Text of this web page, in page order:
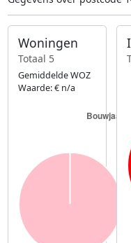
Woningen
Totaal 5
Gemiddelde WOZ
Waarde: € n/a